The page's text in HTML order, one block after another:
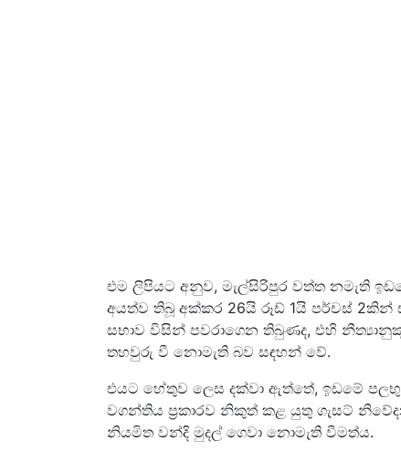
එම ලිපියට අනුව, මැල්සිරිපුර වත්ත නමැති
අයත්ව තිබූ අක්කර 26යි රූඩ් 1යි පර්චස්
සභාව විසින් පවරාගෙන තිබුණද, එහි
තහවුරු වී නොමැති බව සඳහන් වේ.
එයට හේතුව ලෙස දක්වා ඇත්තේ, ඉඩමේ
වගන්තිය ප්‍රකාරව නිකුත් කළ යුතු ගැසට්
නියමිත වන්දි මුදල් ගෙවා නොමැති වීමත්ය.